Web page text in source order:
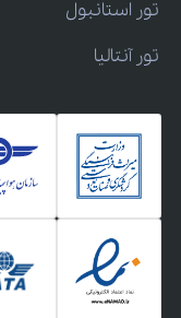
تور استانبول
تور آنتالیا